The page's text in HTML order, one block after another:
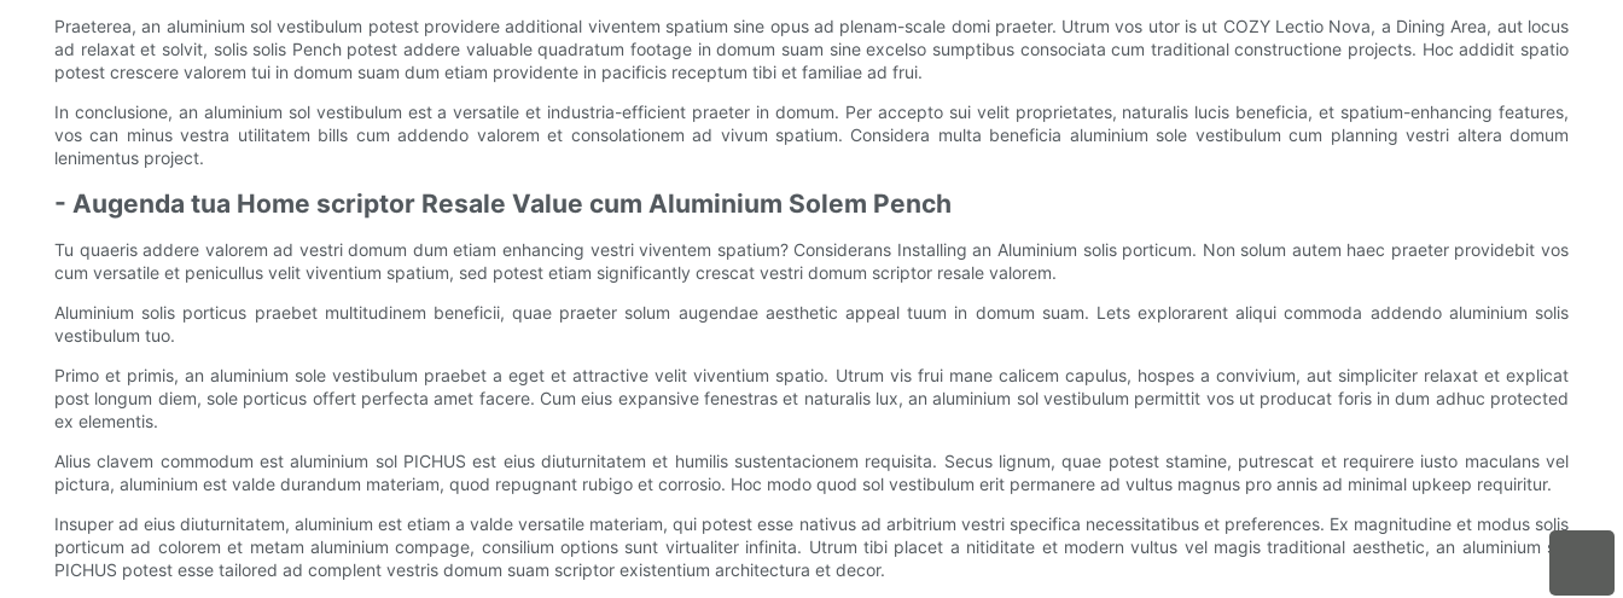
Praeterea, an aluminium sol vestibulum potest providere additional viventem spatium sine opus ad plenam-scale domi praeter. Utrum vos utor is ut COZY Lectio Nova, a Dining Area, aut locus
ad relaxat et solvit, solis solis Pench potest addere valuable quadratum footage in domum suam sine excelso sumptibus consociata cum traditional constructione projects. Hoc addidit spatio
potest crescere valorem tui in domum suam dum etiam providente in pacificis receptum tibi et familiae ad frui.
In conclusione, an aluminium sol vestibulum est a versatile et industria-efficient praeter in domum. Per accepto sui velit proprietates, naturalis lucis beneficia, et spatium-enhancing features,
vos can minus vestra utilitatem bills cum addendo valorem et consolationem ad vivum spatium. Considera multa beneficia aluminium sole vestibulum cum planning vestri altera domum
lenimentus project.
- Augenda tua Home scriptor Resale Value cum Aluminium Solem Pench
Tu quaeris addere valorem ad vestri domum dum etiam enhancing vestri viventem spatium? Considerans Installing an Aluminium solis porticum. Non solum autem haec praeter providebit vos
cum versatile et penicullus velit viventium spatium, sed potest etiam significantly crescat vestri domum scriptor resale valorem.
Aluminium solis porticus praebet multitudinem beneficii, quae praeter solum augendae aesthetic appeal tuum in domum suam. Lets explorarent aliqui commoda addendo aluminium solis
vestibulum tuo.
Primo et primis, an aluminium sole vestibulum praebet a eget et attractive velit viventium spatio. Utrum vis frui mane calicem capulus, hospes a convivium, aut simpliciter relaxat et explicat
post longum diem, sole porticus offert perfecta amet facere. Cum eius expansive fenestras et naturalis lux, an aluminium sol vestibulum permittit vos ut producat foris in dum adhuc protected
ex elementis.
Alius clavem commodum est aluminium sol PICHUS est eius diuturnitatem et humilis sustentacionem requisita. Secus lignum, quae potest stamine, putrescat et requirere iusto maculans vel
pictura, aluminium est valde durandum materiam, quod repugnant rubigo et corrosio. Hoc modo quod sol vestibulum erit permanere ad vultus magnus pro annis ad minimal upkeep requiritur.
Insuper ad eius diuturnitatem, aluminium est etiam a valde versatile materiam, qui potest esse nativus ad arbitrium vestri specifica necessitatibus et preferences. Ex magnitudine et modus solis
porticum ad colorem et metam aluminium compage, consilium options sunt virtualiter infinita. Utrum tibi placet a nitiditate et modern vultus vel magis traditional aesthetic, an aluminium sol
PICHUS potest esse tailored ad complent vestris domum suam scriptor existentium architectura et decor.